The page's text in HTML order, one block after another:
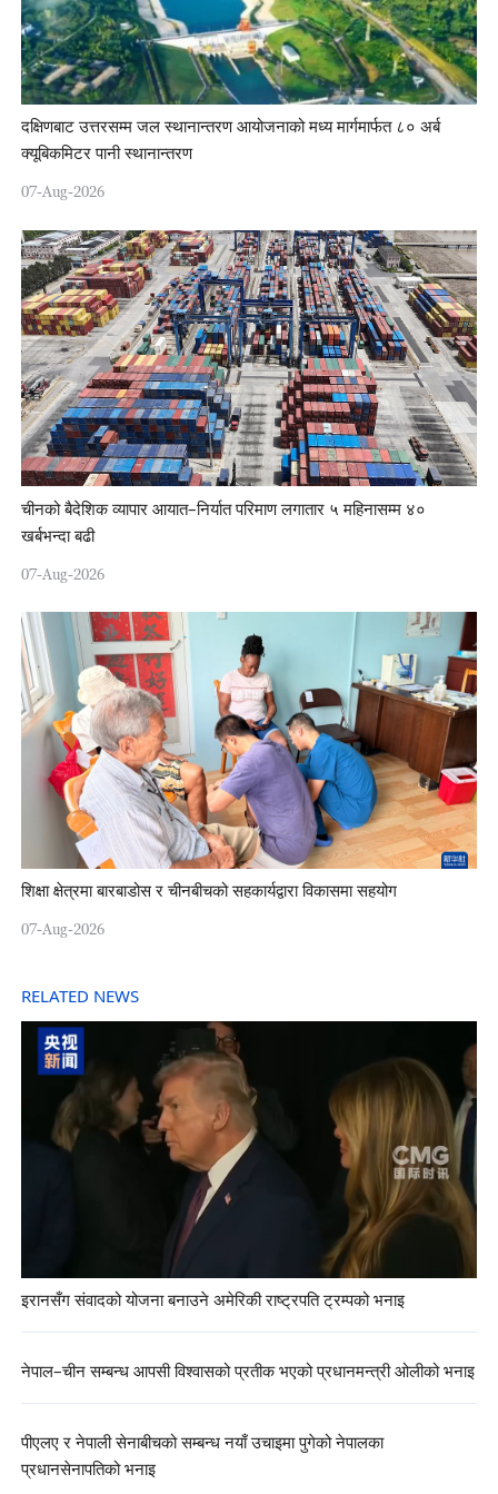
दक्षिणबाट उत्तरसम्म जल स्थानान्तरण आयोजनाको मध्य मार्गमार्फत ८० अर्ब
क्यूबिकमिटर पानी स्थानान्तरण
07-Aug-2026
चीनको बैदेशिक व्यापार आयात–निर्यात परिमाण लगातार ५ महिनासम्म ४०
खर्बभन्दा बढी
07-Aug-2026
शिक्षा क्षेत्रमा बारबाडोस र चीनबीचको सहकार्यद्वारा विकासमा सहयोग
07-Aug-2026
RELATED NEWS
इरानसँग संवादको योजना बनाउने अमेरिकी राष्ट्रपति ट्रम्पको भनाइ
नेपाल–चीन सम्बन्ध आपसी विश्वासको प्रतीक भएको प्रधानमन्त्री ओलीको भनाइ
पीएलए र नेपाली सेनाबीचको सम्बन्ध नयाँ उचाइमा पुगेको नेपालका
प्रधानसेनापतिको भनाइ